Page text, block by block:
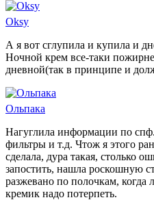
Oksy
А я вот сглупила и купила и
Ночной крем все-таки
дневной(так в принципе и
Ольпака
Нагуглила информации по
фильтры и т.д. Чтож я этого
сделала, дура такая, столько
запостить, нашла роскошную
разжевано по полочкам,
кремик надо потерпеть.